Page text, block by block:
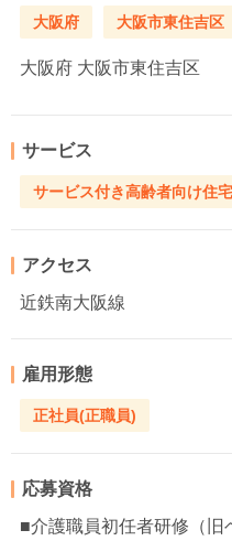
大阪府 大阪市東住吉区
大阪府 大阪市東住吉区
サービス
サービス付き高齢者向け住宅
アクセス
近鉄南大阪線
雇用形態
正社員(正職員)
応募資格
■介護職員初任者研修（旧